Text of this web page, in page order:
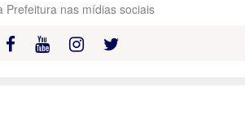
Prefeitura nas mídias sociais